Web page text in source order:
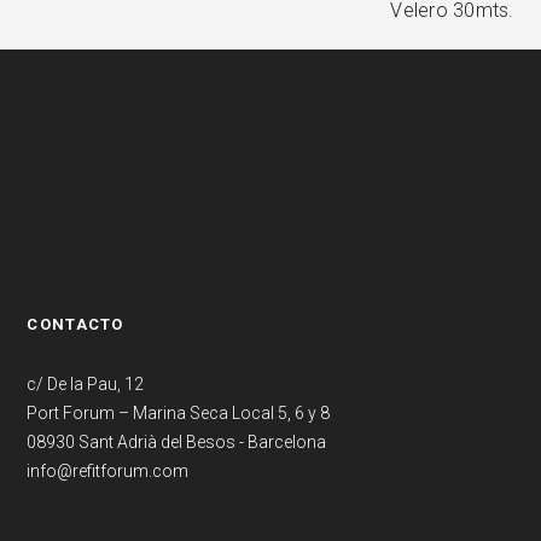
Velero 30mts.
CONTACTO
c/ De la Pau, 12
Port Forum – Marina Seca Local 5, 6 y 8
08930 Sant Adrià del Besos - Barcelona
info@refitforum.com